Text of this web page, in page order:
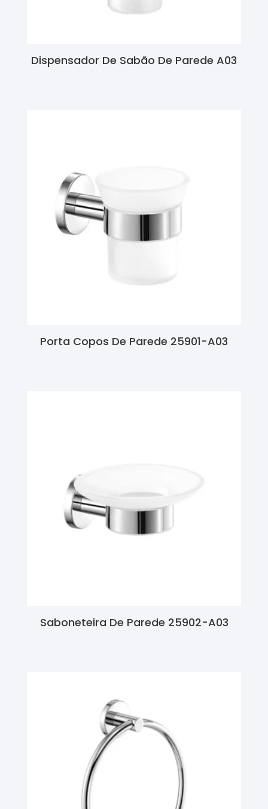
Dispensador De Sabão De Parede A03
Porta Copos De Parede 25901-A03
Saboneteira De Parede 25902-A03